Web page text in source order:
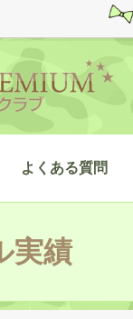
よくある質問
実績